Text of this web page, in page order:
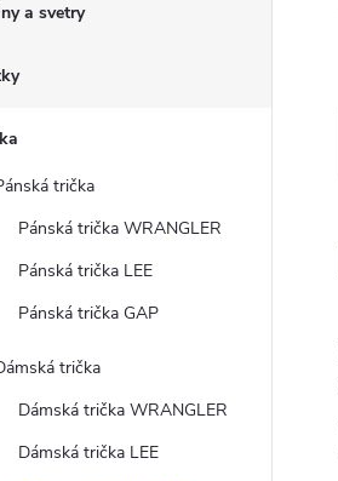
a svetry
trička
Pánská trička WRANGLER
Pánská trička LEE
Pánská trička GAP
trička
Dámská trička WRANGLER
Dámská trička LEE